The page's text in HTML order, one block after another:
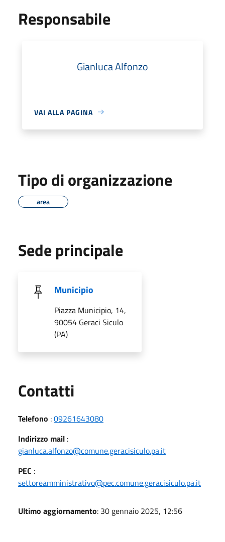
Responsabile
Gianluca Alfonzo
VAI ALLA PAGINA
Tipo di organizzazione
area
Sede principale
Municipio
Piazza Municipio, 14,
90054 Geraci Siculo
(PA)
Contatti
Telefono :09261643080
Indirizzo mail :
gianluca.alfonzo@comune.geracisiculo.pa.it
PEC :
settoreamministrativo@pec.comune.geracisiculo.pa.it
Ultimo aggiornamento: 30 gennaio 2025, 12:56